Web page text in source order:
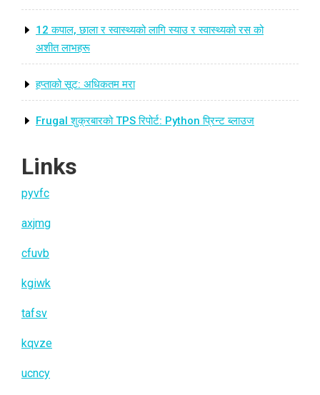
12 कपाल, छाला र स्वास्थ्यको लागि स्याउ र स्वास्थ्यको रस को
अशीत लाभहरू
हप्ताको सूट: अधिकतम मरा
Frugal शुक्रबारको TPS रिपोर्ट: Python प्रिन्ट ब्लाउज
Links
pyvfc
axjmg
cfuvb
kgiwk
tafsv
kqvze
ucncy